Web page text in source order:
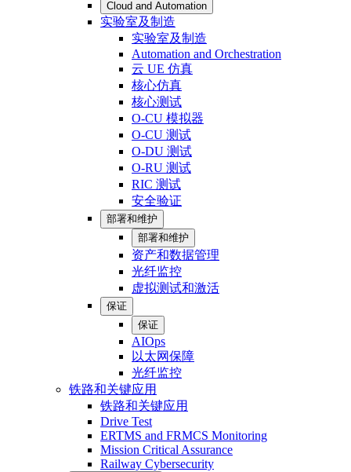
Cloud and Automation
实验室及制造
实验室及制造
Automation and Orchestration
云 UE 仿真
核心仿真
核心测试
O-CU 模拟器
O-CU 测试
O-DU 测试
O-RU 测试
RIC 测试
安全验证
部署和维护
部署和维护
资产和数据管理
光纤监控
虚拟测试和激活
保证
保证
AIOps
以太网保障
光纤监控
铁路和关键应用
铁路和关键应用
Drive Test
ERTMS and FRMCS Monitoring
Mission Critical Assurance
Railway Cybersecurity